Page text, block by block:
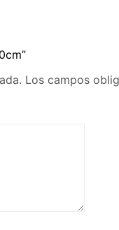
Los campos